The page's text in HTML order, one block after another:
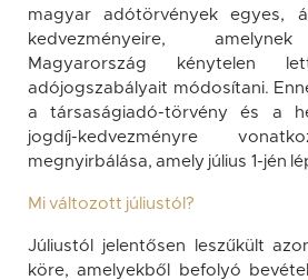
magyar adótörvények egyes,
kedvezményeire,
Magyarország kénytelen
adójogszabályait módosítani.
a társaságiadó-törvény és a
jogdíj-kedvezményre
megnyirbálása, amely július 1-jén
Mi változott júliustól?
Júliustól jelentősen leszűkült
köre, amelyekből befolyó